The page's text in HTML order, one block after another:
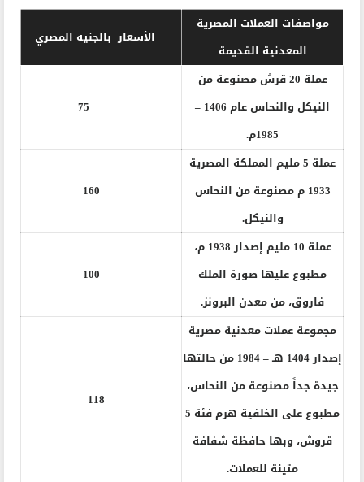
مواصفات العملات المصرية
المعدنية القديمة
الأسعار بالجنيه المصري
عملة 20 قرش مصنوعة من
النيكل والنحاس عام 1406 –
1985م.
عملة 5 مليم المملكة المصرية
1933 م مصنوعة من النحاس
والنيكل.
عملة 10 مليم إصدار 1938 م،
مطبوع عليها صورة الملك
فاروق، من معدن البرونز.
مجموعة عملات معدنية مصرية
إصدار 1404 هـ – 1984 من حالتها
جيدة جداً مصنوعة من النحاس،
مطبوع على الخلفية هرم فئة 5
قروش، وبها حافظة شفافة
متينة للعملات.